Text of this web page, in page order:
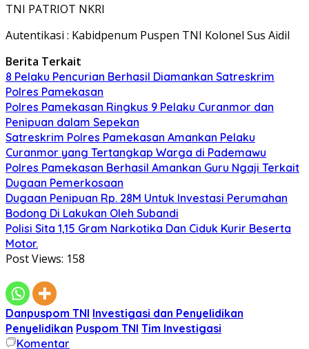
TNI PATRIOT NKRI
Autentikasi : Kabidpenum Puspen TNI Kolonel Sus Aidil
Berita Terkait
8 Pelaku Pencurian Berhasil Diamankan Satreskrim
Polres Pamekasan
Polres Pamekasan Ringkus 9 Pelaku Curanmor dan
Penipuan dalam Sepekan
Satreskrim Polres Pamekasan Amankan Pelaku
Curanmor yang Tertangkap Warga di Pademawu
Polres Pamekasan Berhasil Amankan Guru Ngaji Terkait
Dugaan Pemerkosaan
Dugaan Penipuan Rp. 28M Untuk Investasi Perumahan
Bodong Di Lakukan Oleh Subandi
Polisi Sita 1,15 Gram Narkotika Dan Ciduk Kurir Beserta
Motor.
Post Views: 158
Danpuspom TNI Investigasi dan Penyelidikan
Penyelidikan Puspom TNI Tim Investigasi
Komentar